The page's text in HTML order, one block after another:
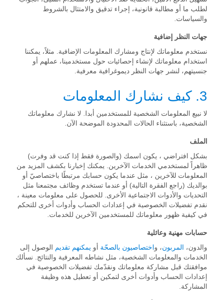
لطلب ما أو مطالبة قانونية، إجراء تدقيق والامتثال بالشروط
والسياسات.
جهات النظر إضافية
نستخدم معلوماتك لإنتاج ومشارك المعلومات الإضافية. مثلاً، يمكننا
استخدام معلوماتك لإنشاء إحصائيات حول مستخدمينا، عملهم أو
جنسيتهم، لنشر جهات النظر ديموغرافية معرفية.
3. كيف نشارك المعلومات
لا نبيع المعلومات الشخصية للمستخدمين أبدا. لا نشارك معلوماتك
الشخصية، باستثناء الحالات المحدودة الموضحة الآن.
الملف
بشكل افتراضي ، يكون اسمك (والصورة فقط إذا كنت قد وفرت)
ظاهراً لمستخدمي الخدمات الآخرين. يمكنك إخبارنا بكشف المزيد من
المعلومات للآخرين ، مثل عندما يكون حسابك مرتبطًا باختصاصيّ أو
بوالديك (راجع الفقرة التالية) أو عندما تستخدم وظائف مجتمعنا مثل
التحديات والأدوات الاجتماعية الأخرى. للحصول على معلومات معينة ،
نقدم تفضيلات الخصوصية في إعدادات الحساب وأدوات أخرى للتحكم
في كيفية ظهور معلوماتك للمستخدمين الآخرين للخدمات.
حسابات مهنية وعائلية
والدون، المربون، واختصاصيون بالصحّة أو يمكنهم تقديم الوصول إلى
الخدمات والمعلومات الشخصية، مثل نشاطه المعرفية والنتائج. نسألك
موافقتك قبل مشاركة معلوماتك ونقدّمك تفضيلات الخصوصية في
إعدادات الحساب وأدوات أخرى لتمكين أو تعطيل هذه وظيفة
المشاركة.